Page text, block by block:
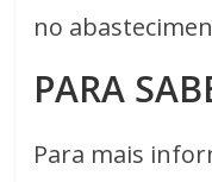
no
PARA
Para mais